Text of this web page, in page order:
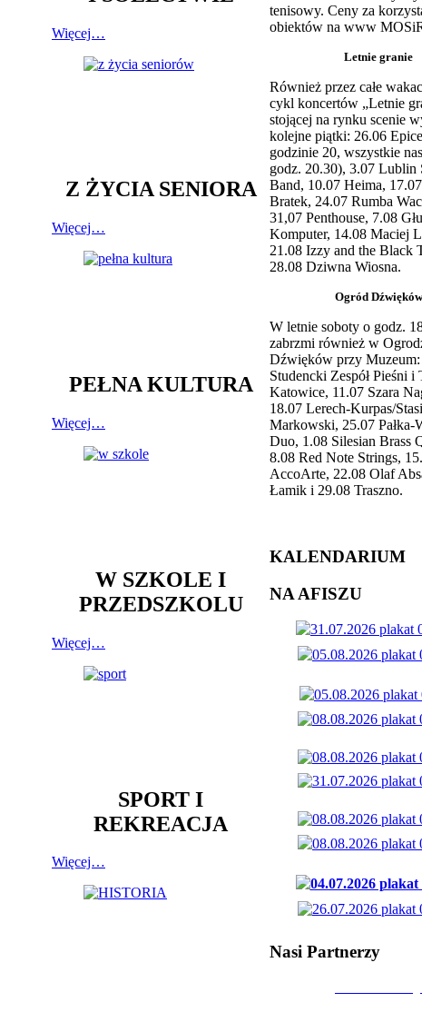
Więcej…
Z ŻYCIA SENIORA
Więcej…
PEŁNA KULTURA
Więcej…
W SZKOLE I
PRZEDSZKOLU
Więcej…
SPORT I
REKREACJA
Więcej…
tenisowy. Ceny za
obiektów na www
Letnie granie
Również przez całe
cykl koncertów „Letnie
stojącej na rynku scenie
kolejne piątki: 26.06
godzinie 20, wszystkie
godz. 20.30), 3.07 Lublin
Band, 10.07 Heima,
Bratek, 24.07 Rumba
31,07 Penthouse, 7.08
Komputer, 14.08 Maciej
21.08 Izzy and the Black
28.08 Dziwna Wiosna.
Ogród Dźwięków
W letnie soboty o godz.
zabrzmi również w
Dźwięków przy
Studencki Zespół Pieśni i
Katowice, 11.07 Szara
18.07 Lerech-Kurpas/
Markowski, 25.07 Pałka-
Duo, 1.08 Silesian Brass
8.08 Red Note Strings,
AccoArte, 22.08 Olaf
Łamik i 29.08 Traszno.
KALENDARIUM
NA AFISZU
Nasi Partnerzy